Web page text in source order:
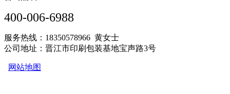
400-006-6988
服务热线：18350578966 黄女士
公司地址：晋江市印刷包装基地宝声路3号
网站地图